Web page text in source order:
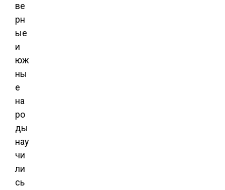
ве
рн
ые
и
юж
ны
е
на
ро
ды
нау
чи
ли
сь